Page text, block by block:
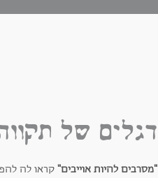
דגלים של
"מסרבים להיות אוייבים" קראו לה